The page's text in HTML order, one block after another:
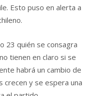
Esto puso en alerta a
23 quién se consagra
tienen en claro si se
habrá un cambio de
crecen y se espera una